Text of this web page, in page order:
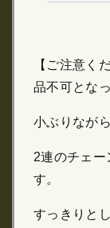
【ご注意く
品不可とな
小ぶりなが
2連のチェ
す。
すっきりと